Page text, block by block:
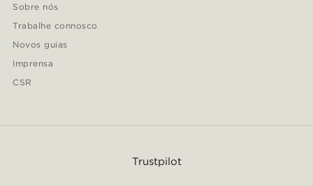
Sobre nós
Trabalhe connosco
Novos guias
Imprensa
CSR
Trustpilot